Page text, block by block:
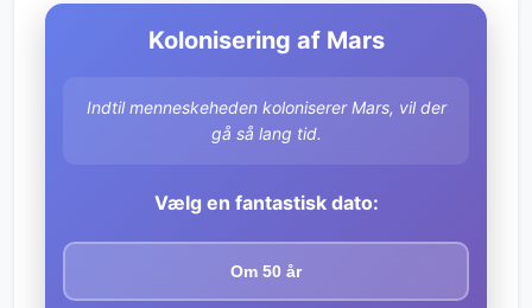
Kolonisering af Mars
Indtil menneskeheden koloniserer Mars, vil der
gå så lang tid.
Vælg en fantastisk dato:
Om 50 år